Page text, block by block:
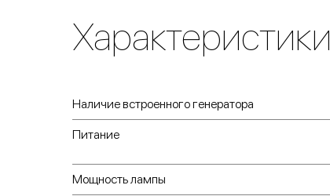
Характеристики
Наличие встроенного генератора
Питание
Мощность лампы